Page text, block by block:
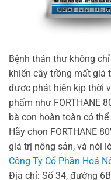
Bệnh thán thư không
khiến cây trồng mất giá
được phát hiện kịp thời
phẩm như FORTHANE
bà con hoàn toàn có
Hãy chọn FORTHANE
giá trị nông sản, và nói
Công Ty Cổ Phần Hoá
Địa chỉ: Số 34, đường